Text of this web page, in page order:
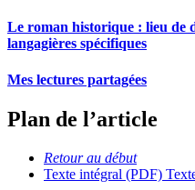
Le roman historique : lieu de
langagières spécifiques
Mes lectures partagées
Plan de l’article
Retour au début
Texte intégral (PDF)